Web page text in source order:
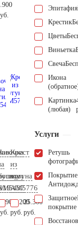
48.200
руб.
Крест
из
чугуна
AM5776
25.300
руб.
Эпитафия
Крестик
Цветы
Виньетка
Свеча
Икона
Картинка
(любая)
Услуги
Ретушь
Покрытие
Защитное
покрытие